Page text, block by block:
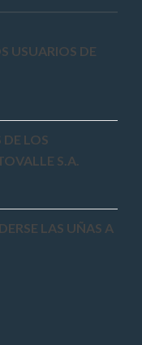
USUARIOS DE
DE LOS
S.A.
LAS UÑAS A